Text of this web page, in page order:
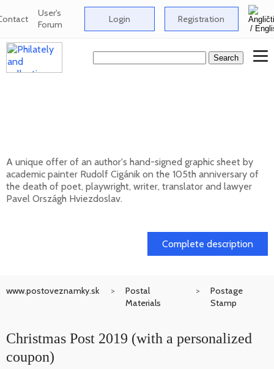
User's
Forum Login Registration
A unique offer of an author's hand-signed graphic sheet by
academic painter Rudolf Cigánik on the 105th anniversary of
the death of poet, playwright, writer, translator and lawyer
Pavel Országh Hviezdoslav.
Complete description
www.postoveznamky.sk
Postal
Materials
Postage
Stamp
Christmas Post 2019 (with a personalized
coupon)